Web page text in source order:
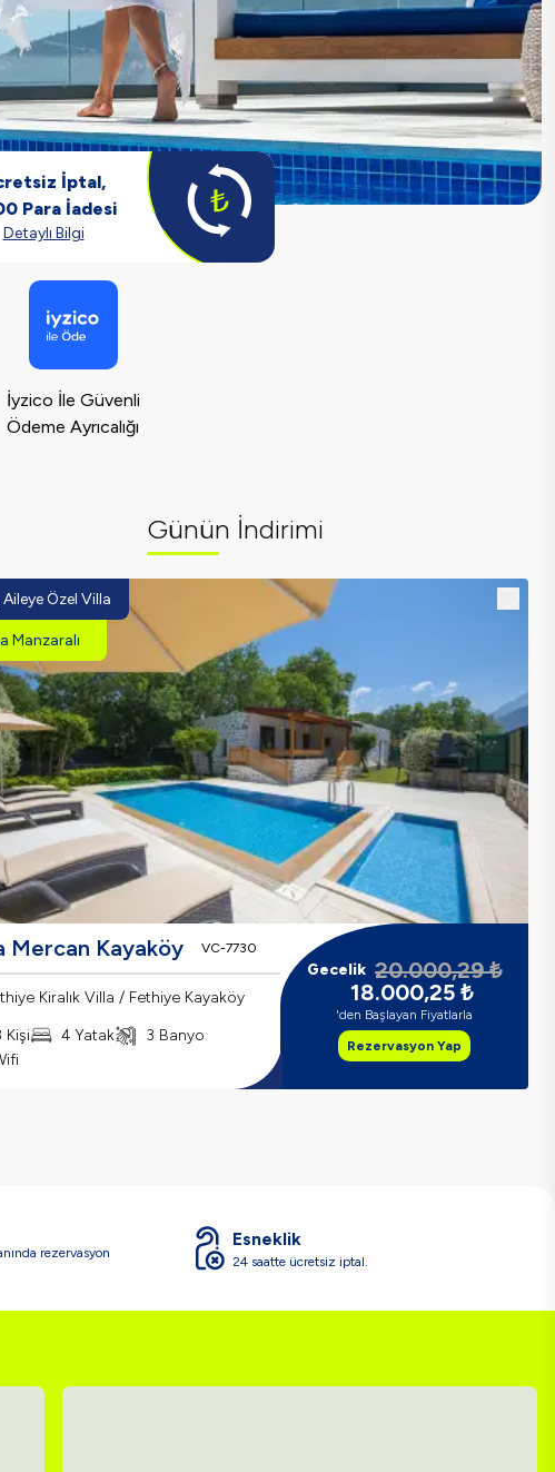
İptal,
Para İadesi
Detaylı Bilgi
İyzico İle Güvenli
Ödeme Ayrıcalığı
Günün İndirimi
Aileye Özel Villa
Manzaralı
Mercan Kayaköy VC-7730
Kiralık Villa / Fethiye Kayaköy
Kişi
4 Yatak
3 Banyo
Gecelik 20.000,29 ₺
18.000,25 ₺
'den Başlayan Fiyatlarla
Rezervasyon Yap
rezervasyon
Esneklik
24 saatte ücretsiz iptal.